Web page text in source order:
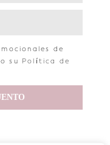
de
su Política de